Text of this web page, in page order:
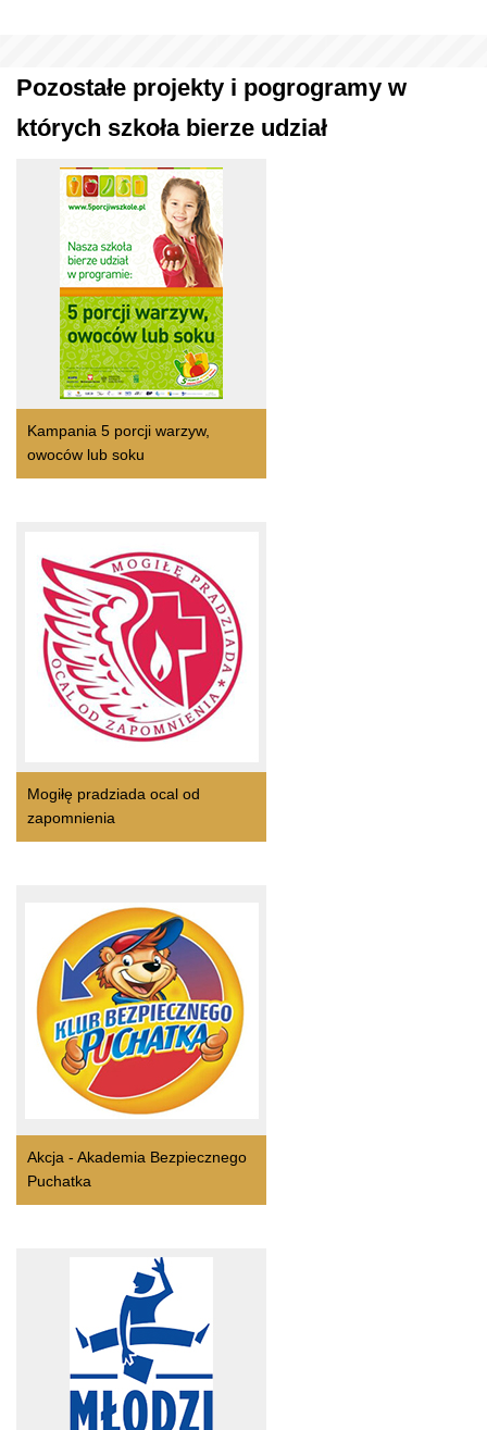
Pozostałe projekty i pogrogramy w
których szkoła bierze udział
Kampania 5 porcji warzyw,
owoców lub soku
Mogiłę pradziada ocal od
zapomnienia
Akcja - Akademia Bezpiecznego
Puchatka